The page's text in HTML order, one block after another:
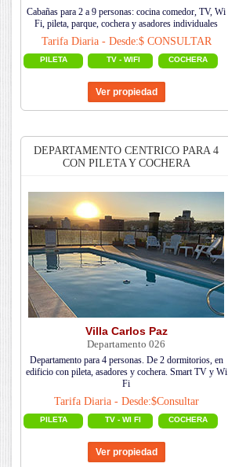
Cabañas para 2 a 9 personas: cocina comedor, TV, Wi
Fi, pileta, parque, cochera y asadores individuales
Tarifa Diaria - Desde:$ CONSULTAR
PILETA TV - WIFI COCHERA
DEPARTAMENTO CENTRICO PARA 4
CON PILETA Y COCHERA
Villa Carlos Paz
Departamento 026
Departamento para 4 personas. De 2 dormitorios, en
edificio con pileta, asadores y cochera. Smart TV y Wi
Fi
Tarifa Diaria - Desde:$Consultar
PILETA TV - WI FI COCHERA